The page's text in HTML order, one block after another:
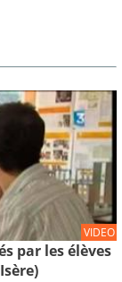
VIDEO
par les élèves